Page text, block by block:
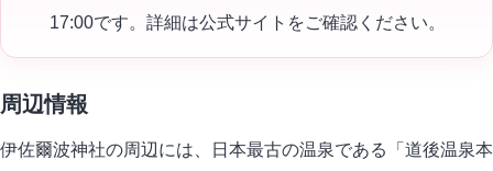
17:00です。詳細は公式サイトをご確認ください。
周辺情報
伊佐爾波神社の周辺には、日本最古の温泉である「道後温泉本